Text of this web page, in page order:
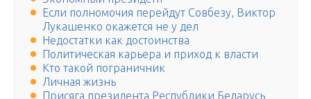
Если полномочия перейдут Совбезу, Виктор
Лукашенко окажется не у дел
Недостатки как достоинства
Политическая карьера и приход к власти
Кто такой пограничник
Личная жизнь
Присяга президента Республики Беларусь